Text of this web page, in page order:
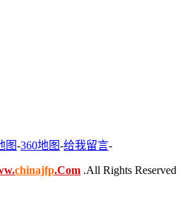
图-360地图-给我留言-
chinajfp.Com .All Rights Reserved